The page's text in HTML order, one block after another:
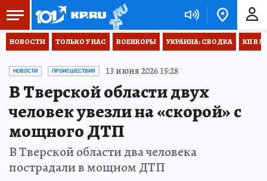
НОВОСТИ ТОЛЬКО У НАС ВОЕНКОРЫ УКРАИНА: СВОДКА КП В
НОВОСТИ ПРОИСШЕСТВИЯ 13 июня 2026 15:28
В Тверской области двух
человек увезли на «скорой» с
мощного ДТП
В Тверской области два человека
пострадали в мощном ДТП